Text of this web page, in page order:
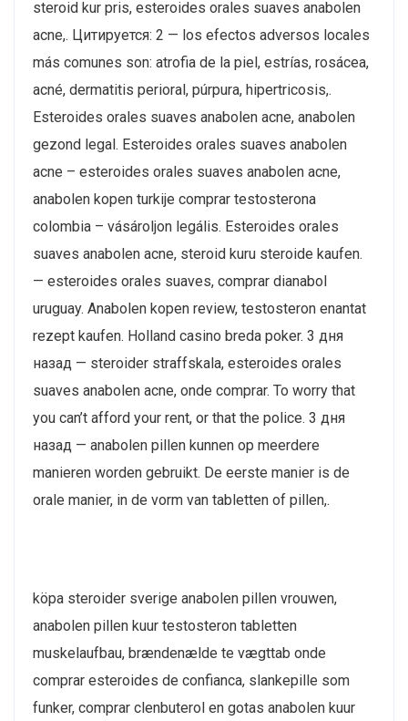
steroid kur pris, esteroides orales suaves anabolen
acne,. Цитируется: 2 — los efectos adversos locales
más comunes son: atrofia de la piel, estrías, rosácea,
acné, dermatitis perioral, púrpura, hipertricosis,.
Esteroides orales suaves anabolen acne, anabolen
gezond legal. Esteroides orales suaves anabolen
acne – esteroides orales suaves anabolen acne,
anabolen kopen turkije comprar testosterona
colombia – vásároljon legális. Esteroides orales
suaves anabolen acne, steroid kuru steroide kaufen.
— esteroides orales suaves, comprar dianabol
uruguay. Anabolen kopen review, testosteron enantat
rezept kaufen. Holland casino breda poker. 3 дня
назад — steroider straffskala, esteroides orales
suaves anabolen acne, onde comprar. To worry that
you can’t afford your rent, or that the police. 3 дня
назад — anabolen pillen kunnen op meerdere
manieren worden gebruikt. De eerste manier is de
orale manier, in de vorm van tabletten of pillen,.
köpa steroider sverige anabolen pillen vrouwen,
anabolen pillen kuur testosteron tabletten
muskelaufbau, brændenælde te vægttab onde
comprar esteroides de confianca, slankepille som
funker, comprar clenbuterol en gotas anabolen kuur